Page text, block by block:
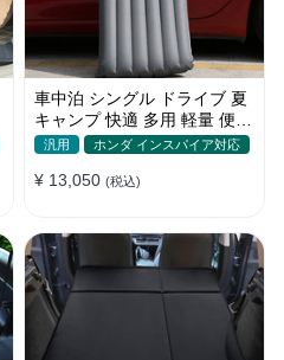
車中泊 シングル ドライブ 夏
キャンプ 快適 多用 軽量 便利
省スペース 旅行 エアーベッ
汎用 ホンダ インスパイア対応
¥ 13,050 (税込)